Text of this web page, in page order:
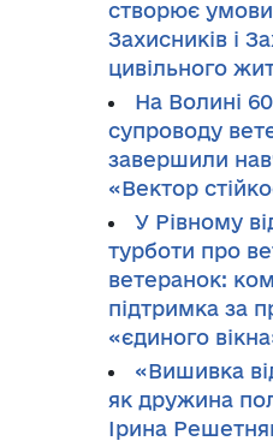
створює
Захисників і
цивільного
На Волині
супроводу
завершили
«Вектор
У Рівному
турботи про
ветеранок:
підтримка за
«єдиного
«Вишивка
як дружина
Ірина